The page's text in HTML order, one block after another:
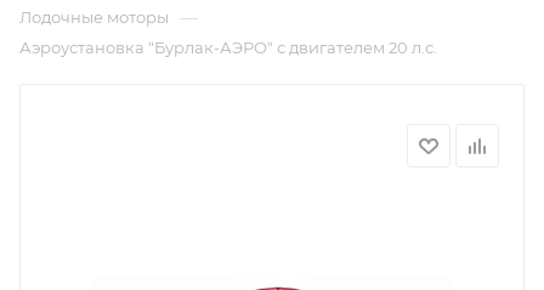
Лодочные моторы —
Аэроустановка "Бурлак-АЭРО" с двигателем 20 л.с.